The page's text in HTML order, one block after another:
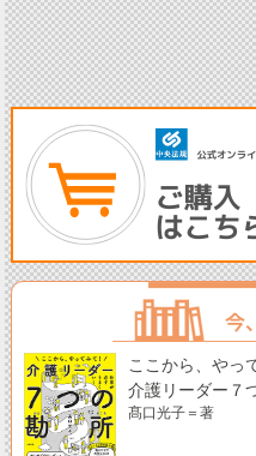
ここから、やっ
介護リーダー７
髙口光子＝著